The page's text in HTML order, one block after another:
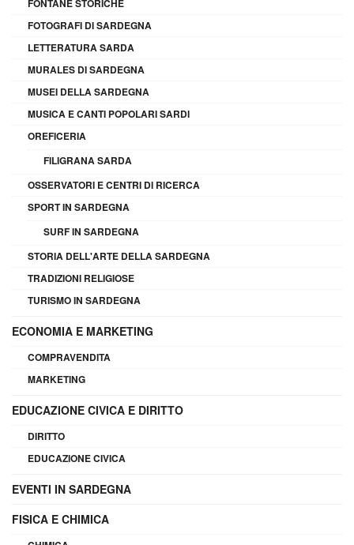
FONTANE STORICHE
FOTOGRAFI DI SARDEGNA
LETTERATURA SARDA
MURALES DI SARDEGNA
MUSEI DELLA SARDEGNA
MUSICA E CANTI POPOLARI SARDI
OREFICERIA
FILIGRANA SARDA
OSSERVATORI E CENTRI DI RICERCA
SPORT IN SARDEGNA
SURF IN SARDEGNA
STORIA DELL'ARTE DELLA SARDEGNA
TRADIZIONI RELIGIOSE
TURISMO IN SARDEGNA
ECONOMIA E MARKETING
COMPRAVENDITA
MARKETING
EDUCAZIONE CIVICA E DIRITTO
DIRITTO
EDUCAZIONE CIVICA
EVENTI IN SARDEGNA
FISICA E CHIMICA